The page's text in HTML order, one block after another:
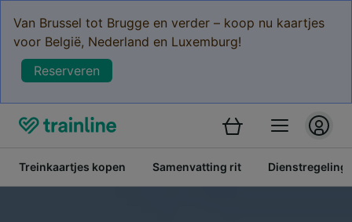
Van Brussel tot Brugge en verder – koop nu kaartjes
voor België, Nederland en Luxemburg!
Reserveren
Treinkaartjes kopen Samenvatting rit Dienstregeling